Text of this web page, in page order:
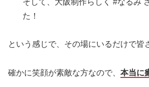
た！
という感じで、その場にいるだけで皆
確かに笑顔が素敵な方なので、 本当に